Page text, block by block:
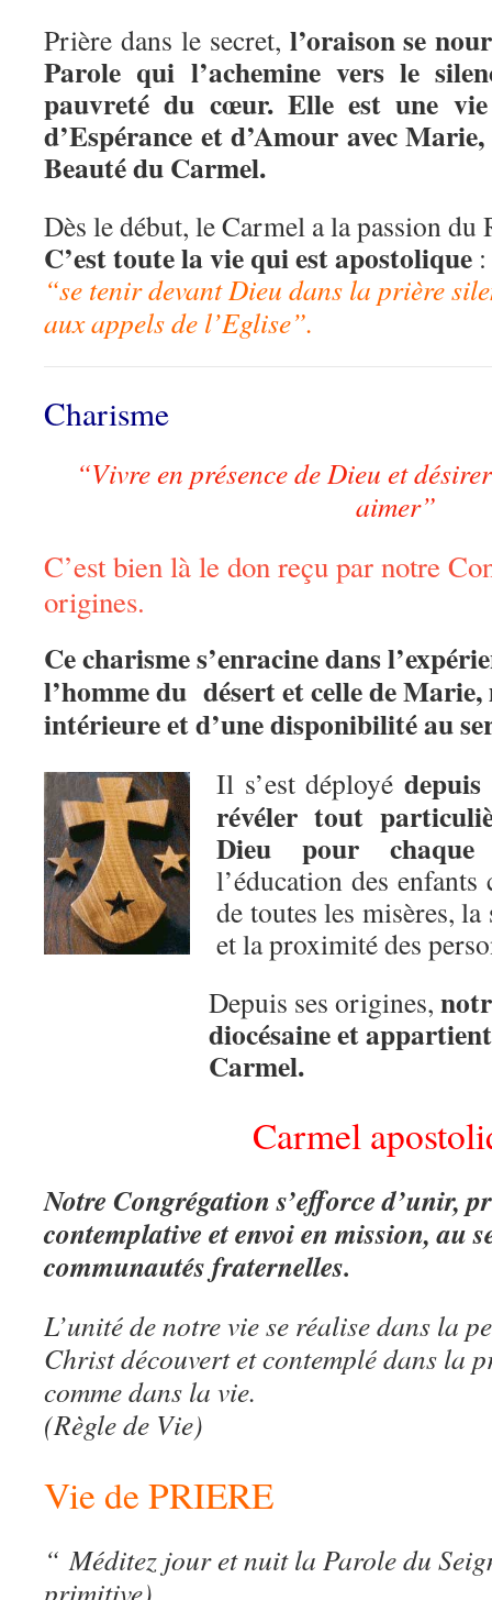
Prière dans le secret, l’oraison se
Parole qui l’achemine vers le
pauvreté du cœur. Elle est une
d’Espérance et d’Amour avec
Beauté du Carmel.
Dès le début, le Carmel a la passion du
C’est toute la vie qui est apostolique :
“se tenir devant Dieu dans la prière
aux appels de l’Eglise”.
Charisme
“Vivre en présence de Dieu et
aimer”
C’est bien là le don reçu par notre
origines.
Ce charisme s’enracine dans
l’homme du désert et celle de Marie,
intérieure et d’une disponibilité au
Il s’est déployé
révéler tout
Dieu pour chaque
l’éducation des
de toutes les misères,
et la proximité des
Depuis ses origines,
diocésaine et
Carmel.
Carmel
Notre Congrégation s’efforce d’unir,
contemplative et envoi en mission, au
communautés fraternelles.
L’unité de notre vie se réalise dans la
Christ découvert et contemplé dans la
comme dans la vie.
(Règle de Vie)
Vie de PRIERE
“ Méditez jour et nuit la Parole du
primitive)